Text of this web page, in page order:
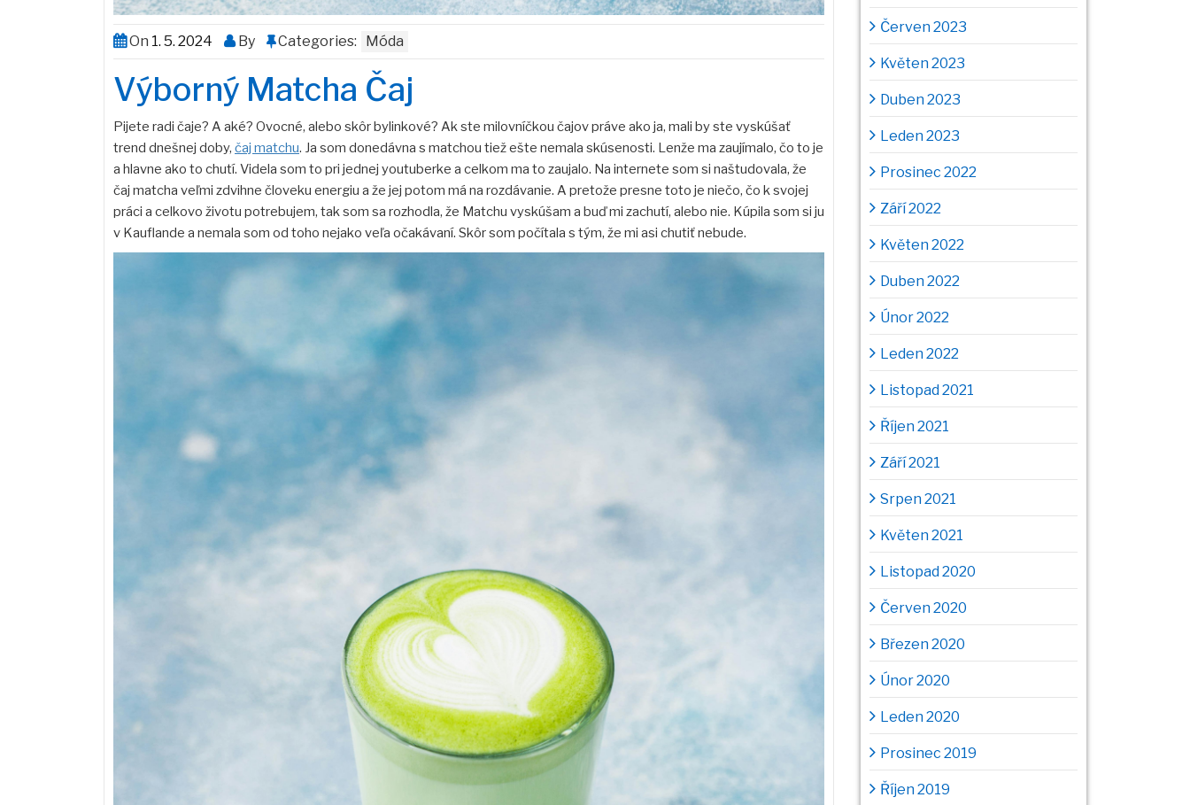
On 1. 5. 2024 By Categories: Móda
Výborný Matcha Čaj
Pijete radi čaje? A aké? Ovocné, alebo skôr bylinkové? Ak ste milovníčkou čajov práve ako ja, mali by ste vyskúšať
trend dnešnej doby, čaj matchu. Ja som donedávna s matchou tiež ešte nemala skúsenosti. Lenže ma zaujímalo, čo to je
a hlavne ako to chutí. Videla som to pri jednej youtuberke a celkom ma to zaujalo. Na internete som si naštudovala, že
čaj matcha veľmi zdvihne človeku energiu a že jej potom má na rozdávanie. A pretože presne toto je niečo, čo k svojej
práci a celkovo životu potrebujem, tak som sa rozhodla, že Matchu vyskúšam a buď mi zachutí, alebo nie. Kúpila som si ju
v Kauflande a nemala som od toho nejako veľa očakávaní. Skôr som počítala s tým, že mi asi chutiť nebude.
Červen 2023
Květen 2023
Duben 2023
Leden 2023
Prosinec 2022
Září 2022
Květen 2022
Duben 2022
Únor 2022
Leden 2022
Listopad 2021
Říjen 2021
Září 2021
Srpen 2021
Květen 2021
Listopad 2020
Červen 2020
Březen 2020
Únor 2020
Leden 2020
Prosinec 2019
Říjen 2019